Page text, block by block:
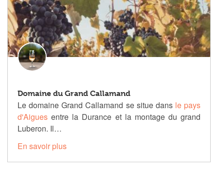
Domaine du Grand Callamand
Le domaine Grand Callamand se situe dansle pays
d'Aigues entre la Durance et la montage du grand
Luberon. Il…
En savoir plus